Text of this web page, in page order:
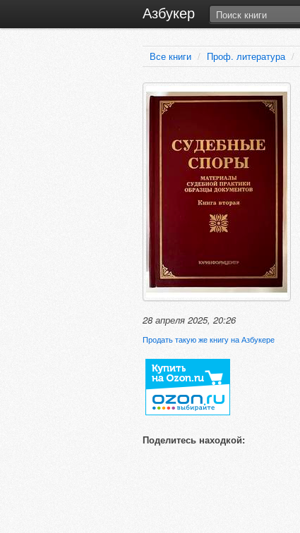
Азбукер
Все книги / Проф. литература /
28 апреля 2025, 20:26
Продать такую же книгу на Азбукере
Поделитесь находкой: